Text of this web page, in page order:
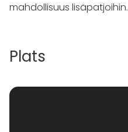
mahdollisuus lisäpatjoihin.
Plats